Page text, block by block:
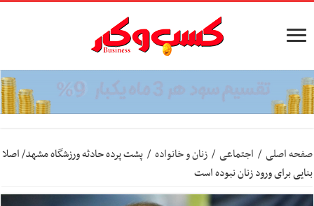
صفحه اصلی / اجتماعی / زنان و خانواده / پشت پرده حادثه ورزشگاه مشهد/ اصلا
بنایی برای ورود زنان نبوده است